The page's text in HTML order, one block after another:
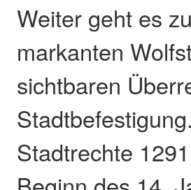
Weiter geht es
markanten
sichtbaren
Stadtrechte